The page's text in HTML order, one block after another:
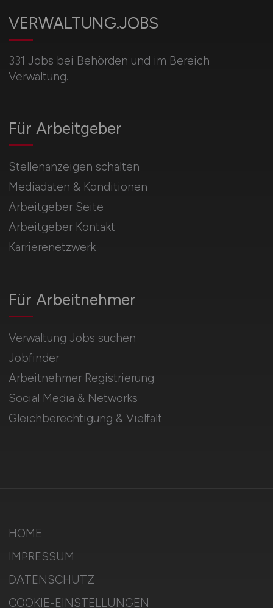
VERWALTUNG.JOBS
331 Jobs bei Behörden und im Bereich
Verwaltung.
Für Arbeitnehmer
Verwaltung Jobs suchen
Jobfinder
Arbeitnehmer Registrierung
Social Media & Networks
Gleichberechtigung & Vielfalt
Für Arbeitgeber
Stellenanzeigen schalten
Mediadaten & Konditionen
Arbeitgeber Seite
Arbeitgeber Kontakt
Karrierenetzwerk
HOME
IMPRESSUM
DATENSCHUTZ
COOKIE-EINSTELLUNGEN